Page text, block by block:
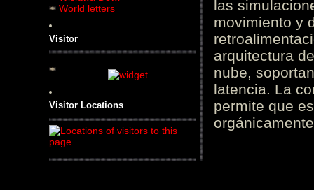
World letters
Visitor
Visitor Locations
las
movimiento y
arquitectura
nube,
latencia. La
permite que